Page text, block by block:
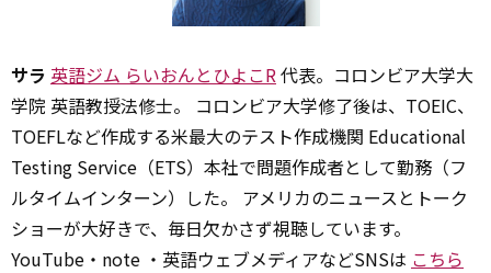
サラ 英語ジム らいおんとひよこR代表。コロンビア大学大
学院 英語教授法修士。 コロンビア大学修了後は、TOEIC、
TOEFLなど作成する米最大のテスト作成機関 Educational
Testing Service（ETS）本社で問題作成者として勤務（フ
ルタイムインターン）した。 アメリカのニュースとトーク
ショーが大好きで、毎日欠かさず視聴しています。
YouTube・note ・英語ウェブメディアなどSNSは こちら